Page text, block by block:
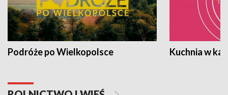
Podróże po Wielkopolsce Kuchnia w